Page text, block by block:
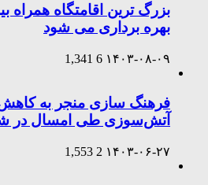
بزرگ ترین اقامتگاه همراه
بهره برداری می شود
۱۴۰۳-۰۸-۰۹ 6
1,341
آتش‌سوزی طی امسال در
۱۴۰۳-۰۶-۲۷ 2
1,553